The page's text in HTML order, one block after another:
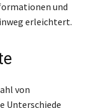
und
erleichtert.
von
Unterschiede